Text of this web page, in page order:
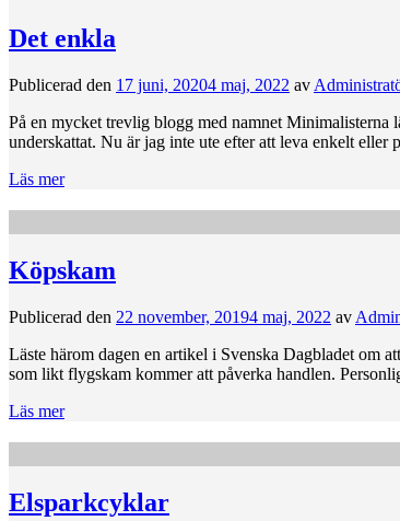
Det enkla
Publicerad den 17 juni, 20204 maj, 2022 av
På en mycket trevlig blogg med namnet Minimalisterna
underskattat. Nu är jag inte ute efter att leva enkelt
Läs mer
Köpskam
Publicerad den 22 november, 20194 maj, 2022 av
Läste härom dagen en artikel i Svenska Dagbladet om
som likt flygskam kommer att påverka handlen.
Läs mer
Elsparkcyklar